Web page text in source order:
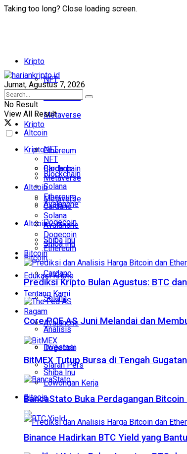
Taking too long? Close loading screen.
Kripto
NFT
Blockchain
Metaverse
Altcoin
Ethereum
Cardano
Solana
Avalanche
Dogecoin
Shiba Inu
Bitcoin
Edukasi Kripto
Tentang Kami
Ragam
Analisis
Investasi
Siaran Pers
Lowongan Kerja
Jumat, Agustus 7, 2026
No Result
View All Result
Kripto
NFT
Blockchain
Metaverse
Altcoin
Ethereum
Cardano
Solana
Avalanche
Dogecoin
Shiba Inu
Bitcoin
Kripto
NFT
Blockchain
Metaverse
Altcoin
Ethereum
Cardano
Solana
Avalanche
Dogecoin
Shiba Inu
Bitcoin
Prediksi Kripto Bulan Agustus: BTC
Core PCE AS Juni Melandai dan
BitMEX Tutup Bursa di Tengah
BancaStato Buka Perdagangan
Binance Hadirkan BTC Yield yang